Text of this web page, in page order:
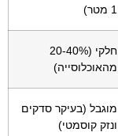
1 מטר)
חלקי (20-40%
מהאוכלוסייה)
מוגבל (בעיקר סדקים
ונזק קוסמטי)